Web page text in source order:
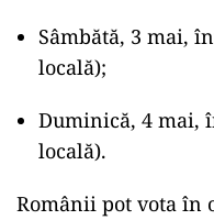
Sâmbătă, 3 mai,
locală);
Duminică, 4 mai,
locală).
Românii pot vota în